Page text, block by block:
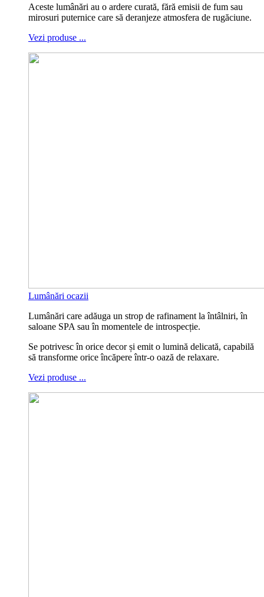
Aceste lumânări au o ardere curată, fără emisii de fum sau
mirosuri puternice care să deranjeze atmosfera de rugăciune.
Vezi produse ...
Lumânări ocazii
Lumânări care adăuga un strop de rafinament la întâlniri, în
saloane SPA sau în momentele de introspecție.
Se potrivesc în orice decor și emit o lumină delicată, capabilă
să transforme orice încăpere într-o oază de relaxare.
Vezi produse ...